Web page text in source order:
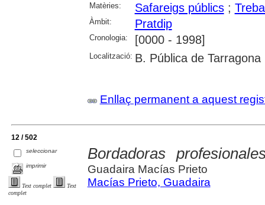
Matèries: Safareigs públics;
Àmbit: Pratdip
Cronologia: [0000 - 1998]
Localització: B. Pública de Tarragona
Enllaç permanent a aquest
12 / 502
seleccionar
imprimir
Text complet
Text
complet
Bordadoras
Guadaira Macías Prieto
Macías Prieto, Guadaira